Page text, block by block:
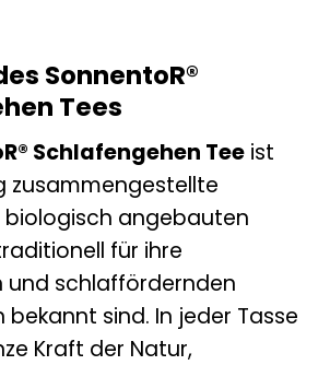
SonnentoR®
Tees
Schlafengehen Tee ist
zusammengestellte
biologisch angebauten
für ihre
und schlaffördernden
bekannt sind. In jeder Tasse
Kraft der Natur,